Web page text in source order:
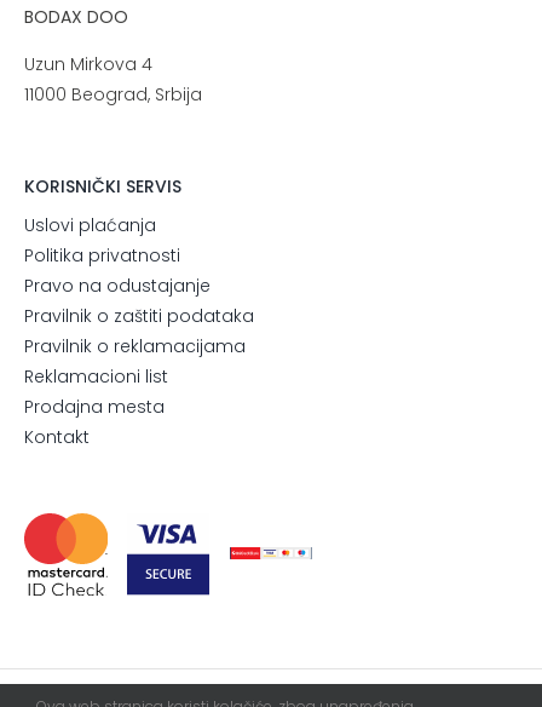
BODAX DOO
Uzun Mirkova 4
11000 Beograd, Srbija
KORISNIČKI SERVIS
Uslovi plaćanja
Politika privatnosti
Pravo na odustajanje
Pravilnik o zaštiti podataka
Pravilnik o reklamacijama
Reklamacioni list
Prodajna mesta
Kontakt